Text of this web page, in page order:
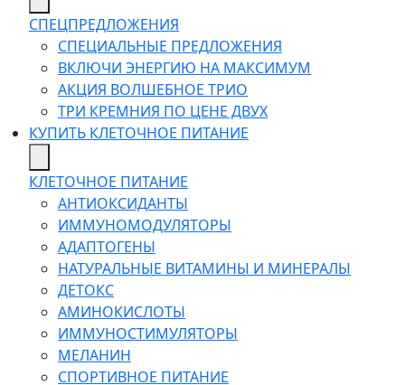
СПЕЦПРЕДЛОЖЕНИЯ
СПЕЦИАЛЬНЫЕ ПРЕДЛОЖЕНИЯ
ВКЛЮЧИ ЭНЕРГИЮ НА МАКСИМУМ
АКЦИЯ ВОЛШЕБНОЕ ТРИО
ТРИ КРЕМНИЯ ПО ЦЕНЕ ДВУХ
КУПИТЬ КЛЕТОЧНОЕ ПИТАНИЕ
КЛЕТОЧНОЕ ПИТАНИЕ
АНТИОКСИДАНТЫ
ИММУНОМОДУЛЯТОРЫ
АДАПТОГЕНЫ
НАТУРАЛЬНЫЕ ВИТАМИНЫ И МИНЕРАЛЫ
ДЕТОКС
АМИНОКИСЛОТЫ
ИММУНОСТИМУЛЯТОРЫ
МЕЛАНИН
СПОРТИВНОЕ ПИТАНИЕ